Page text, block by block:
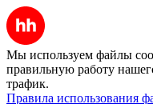
Мы используем файлы
правильную работу
трафик.
Правила использования